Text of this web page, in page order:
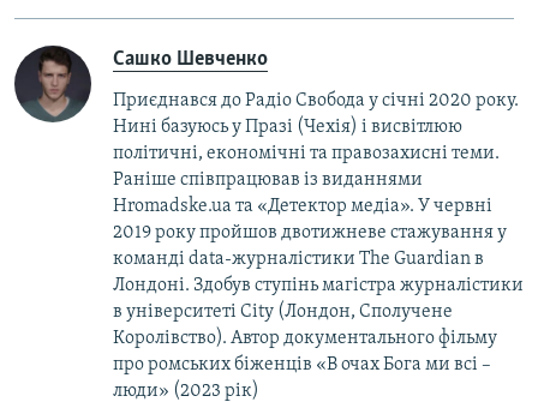
Сашко Шевченко
Приєднався до Радіо Свобода у січні 2020 року.
Нині базуюсь у Празі (Чехія) і висвітлюю
політичні, економічні та правозахисні теми.
Раніше співпрацював із виданнями
Hromadske.ua та «Детектор медіа». У червні
2019 року пройшов двотижневе стажування у
команді data-журналістики The Guardian в
Лондоні. Здобув ступінь магістра журналістики
в університеті City (Лондон, Сполучене
Королівство). Автор документального фільму
про ромських біженців «В очах Бога ми всі –
люди» (2023 рік)